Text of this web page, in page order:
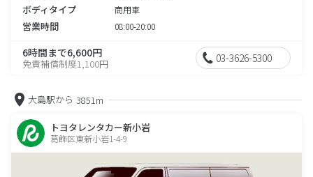
ボディタイプ 商用車
営業時間 08:00-20:00
6時間まで6,600円
免責補償制度1,100円 03-3626-5300
大島駅から 3851m
トヨタレンタカー新小岩
葛飾区東新小岩1-4-9